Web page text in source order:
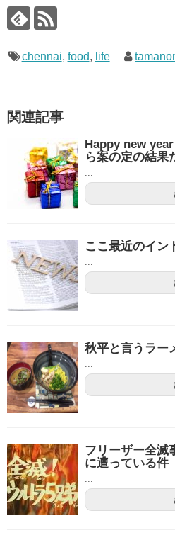
chennai, food, life
関連記事
Happy new
ら案の定の結果
ここ最近のイン
秋平と言うラー
フリーザー全滅
に遭っている件